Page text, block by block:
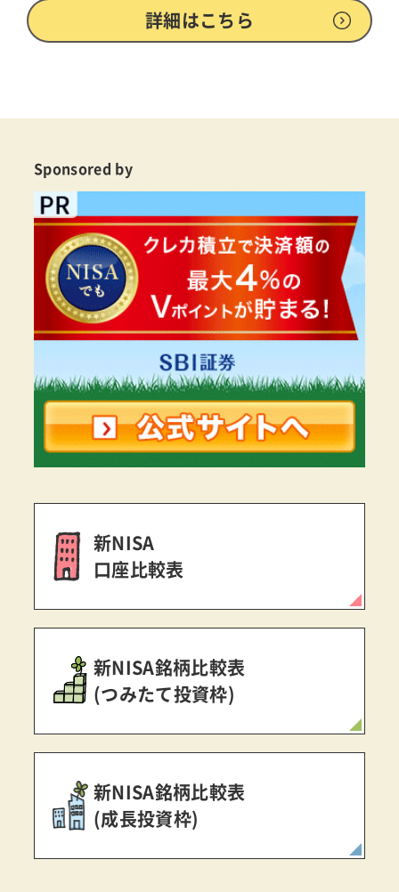
詳細はこちら
Sponsored by
新NISA
口座比較表
新NISA銘柄比較表
(つみたて投資枠)
新NISA銘柄比較表
(成長投資枠)